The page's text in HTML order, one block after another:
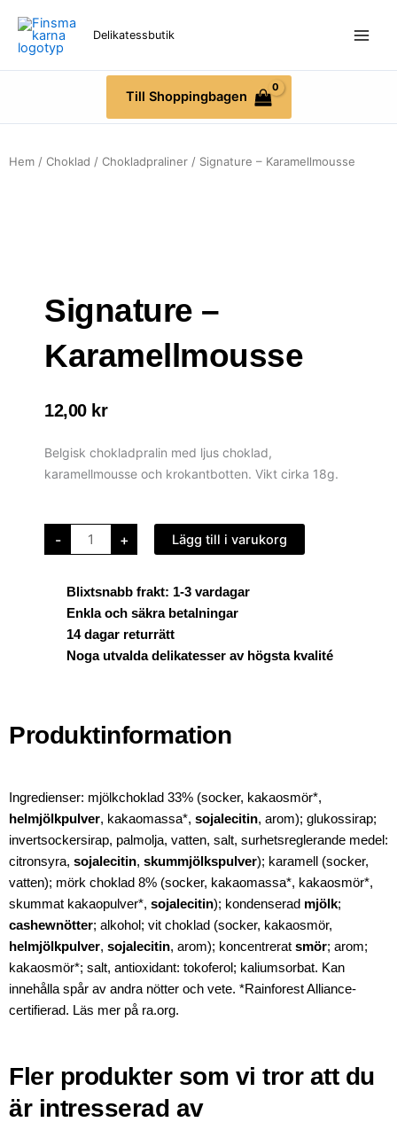
innehåll
Delikatessbutik
Till Shoppingbagen
Hem / Choklad / Chokladpraliner / Signature – Karamellmousse
Signature –
Karamellmousse
12,00 kr
Belgisk chokladpralin med ljus choklad,
karamellmousse och krokantbotten. Vikt cirka 18g.
-
Signature
Karamellmousse
+ Lägg till i varukorg
Blixtsnabb frakt: 1-3 vardagar
Enkla och säkra betalningar
14 dagar returrätt
Noga utvalda delikatesser av högsta kvalité
Produktinformation
Ingredienser: mjölkchoklad 33% (socker, kakaosmör*,
helmjölkpulver, kakaomassa*, sojalecitin, arom); glukossirap;
invertsockersirap, palmolja, vatten, salt, surhetsreglerande medel:
citronsyra, sojalecitin, skummjölkspulver); karamell (socker,
vatten); mörk choklad 8% (socker, kakaomassa*, kakaosmör*,
skummat kakaopulver*, sojalecitin); kondenserad mjölk;
cashewnötter; alkohol; vit choklad (socker, kakaosmör,
helmjölkpulver, sojalecitin, arom); koncentrerat smör; arom;
kakaosmör*; salt, antioxidant: tokoferol; kaliumsorbat. Kan
innehålla spår av andra nötter och vete. *Rainforest Alliance-
certifierad. Läs mer på ra.org.
Fler produkter som vi tror att du
är intresserad av